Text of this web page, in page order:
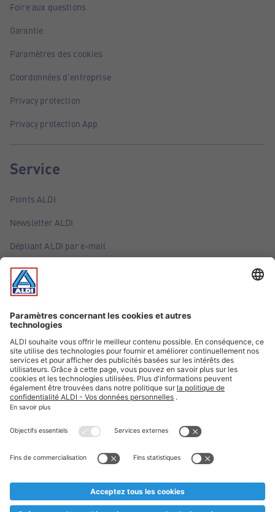
Foire aux questions
Garantie
Paramètres des cookies
Coordonnées d'entreprise
Privacy protection
Privacy protection App
Service
Points ALDI
Newsletter ALDI
Dépliant ALDI par e-mail
Offres
Infos essentielles
Suivez ALDI Belgique
Textes marqués d'un astérisque et mentions légales
* Nous vendons ces articles temporairement et jusqu'à
au cas où, malgré le planning bien étudié, nous serions
prématurément en rupture de stock. Prix Recupel et TVA incl.
** Sur ce site, l’utilisation de la forme masculine a été adoptée